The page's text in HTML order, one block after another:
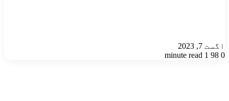
اگست 7, 2023
0
1 minute read